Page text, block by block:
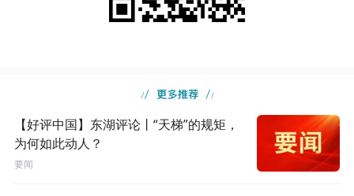
【好评中国】东湖评论丨“天梯”的规矩，
为何如此动人？
要闻